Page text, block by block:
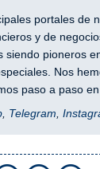
portales de
y de
siendo pioneros
Nos
paso a paso en
, Telegram